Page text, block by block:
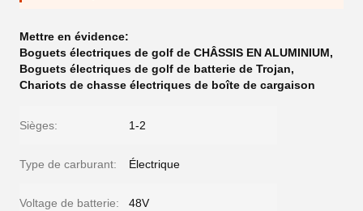
Mettre en évidence:
Boguets électriques de golf de CHÂSSIS EN ALUMINIUM,
Boguets électriques de golf de batterie de Trojan,
Chariots de chasse électriques de boîte de cargaison
Sièges: 1-2
Type de carburant: Électrique
Voltage de batterie: 48V